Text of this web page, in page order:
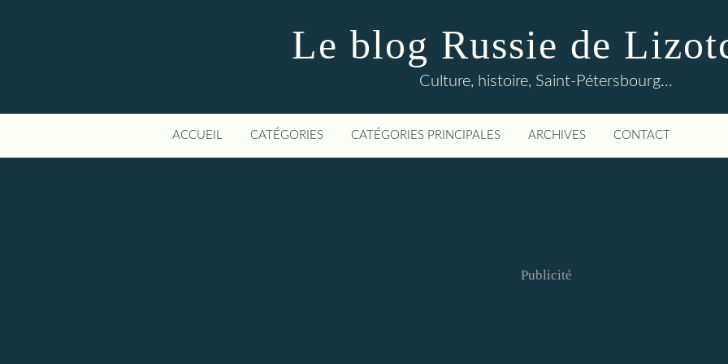
Le blog Russie de
Culture, histoire, Saint-Pétersbourg...
ACCUEIL CATÉGORIES CATÉGORIES PRINCIPALES ARCHIVES CONTACT
Publicité